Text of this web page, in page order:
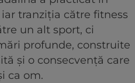
tranziția către fitness
un alt sport, ci
profunde, construite
și o consecvență care
ca om.